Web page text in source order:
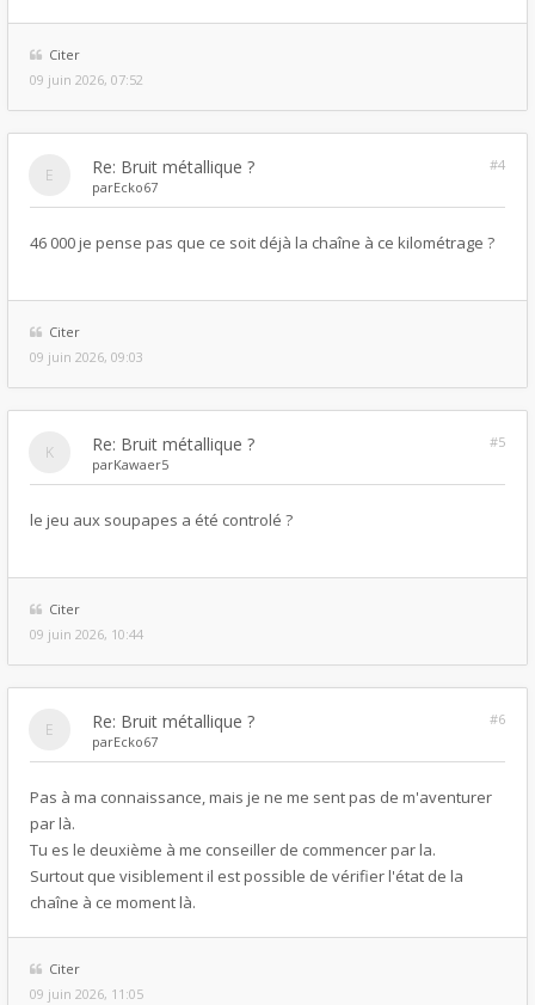
Citer
09 juin 2026, 07:52
Re: Bruit métallique ?
#4
parEcko67
46 000 je pense pas que ce soit déjà la chaîne à ce kilométrage ?
Citer
09 juin 2026, 09:03
Re: Bruit métallique ?
#5
parKawaer5
le jeu aux soupapes a été controlé ?
Citer
09 juin 2026, 10:44
Re: Bruit métallique ?
#6
parEcko67
Pas à ma connaissance, mais je ne me sent pas de m'aventurer
par là.
Tu es le deuxième à me conseiller de commencer par la.
Surtout que visiblement il est possible de vérifier l'état de la
chaîne à ce moment là.
Citer
09 juin 2026, 11:05